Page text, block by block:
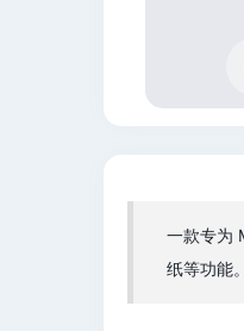
一款专为
纸等功能。